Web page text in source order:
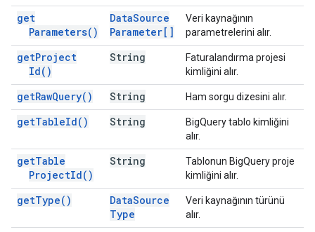
get
Parameters( )
DataSource
Parameter[]
Veri kaynağının
parametrelerini alır.
getProject
Id( )
String
Faturalandırma projesi
kimliğini alır.
getRawQuery( ) String Ham sorgu dizesini alır.
getTableId( ) String
BigQuery tablo kimliğini
alır.
getTable
ProjectId( )
String
Tablonun BigQuery proje
kimliğini alır.
getType( ) DataSource
Type
Veri kaynağının türünü
alır.